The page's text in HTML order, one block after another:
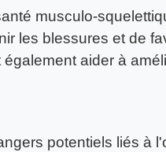
musculo-
les blessures et de
aider à
potentiels liés à